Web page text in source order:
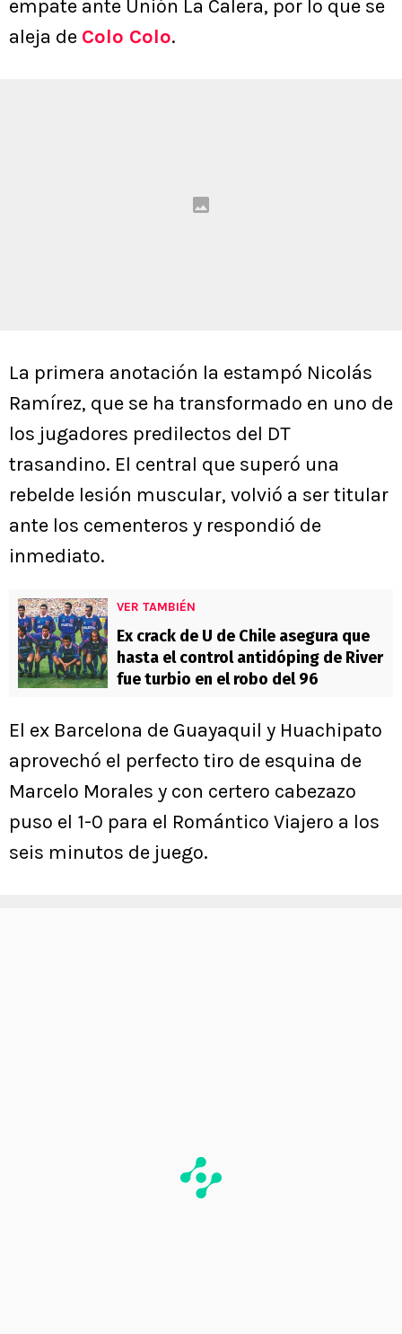
empate ante Unión La Calera, por lo que se
aleja de Colo Colo.
La primera anotación la estampó Nicolás
Ramírez, que se ha transformado en uno de
los jugadores predilectos del DT
trasandino. El central que superó una
rebelde lesión muscular, volvió a ser titular
ante los cementeros y respondió de
inmediato.
VER TAMBIÉN
Ex crack de U de Chile asegura que
hasta el control antidóping de River
fue turbio en el robo del 96
El ex Barcelona de Guayaquil y Huachipato
aprovechó el perfecto tiro de esquina de
Marcelo Morales y con certero cabezazo
puso el 1-0 para el Romántico Viajero a los
seis minutos de juego.